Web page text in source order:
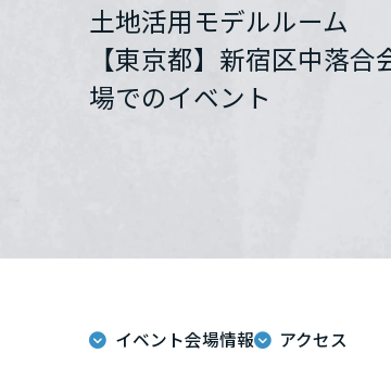
土地活用モデルルーム
【東京都】新宿区中落合
場でのイベント
イベント会場情報 アクセス